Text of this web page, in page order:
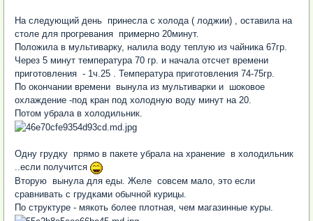
На следующий день принесла с холода ( лоджии) , оставила на
столе для прогревания примерно 20минут.
Положила в мультиварку, налила воду теплую из чайника 67гр.
Через 5 минут температура 70 гр. и начала отсчет времени
приготовления - 1ч.25 . Температура приготовления 74-75гр.
По окончании времени вынула из мультиварки и шоковое
охлаждение -под кран под холодную воду минут на 20.
Потом убрала в холодильник.
Одну грудку прямо в пакете убрала на хранение в холодильник
..если получится
Вторую вынула для еды. Желе совсем мало, это если
сравнивать с грудками обычной курицы.
По структуре - мякоть более плотная, чем магазинные куры.